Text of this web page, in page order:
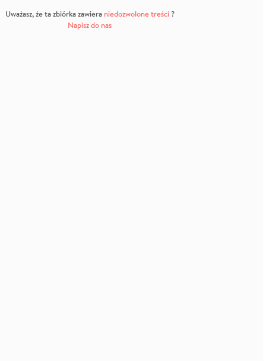
Uważasz, że ta zbiórka zawiera niedozwolone treści?
Napisz do nas